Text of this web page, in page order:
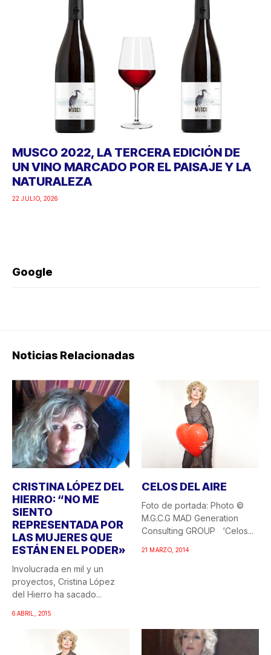
MUSCO 2022, LA TERCERA EDICIÓN DE
UN VINO MARCADO POR EL PAISAJE Y LA
NATURALEZA
22 JULIO, 2026
Google
Noticias Relacionadas
CRISTINA LÓPEZ DEL
HIERRO: “NO ME
SIENTO
REPRESENTADA POR
LAS MUJERES QUE
ESTÁN EN EL PODER»
Involucrada en mil y un
proyectos, Cristina López
del Hierro ha sacado...
6 ABRIL, 2015
CELOS DEL AIRE
Foto de portada: Photo ©
M.G.C.G MAD Generation
Consulting GROUP ‘Celos...
21 MARZO, 2014